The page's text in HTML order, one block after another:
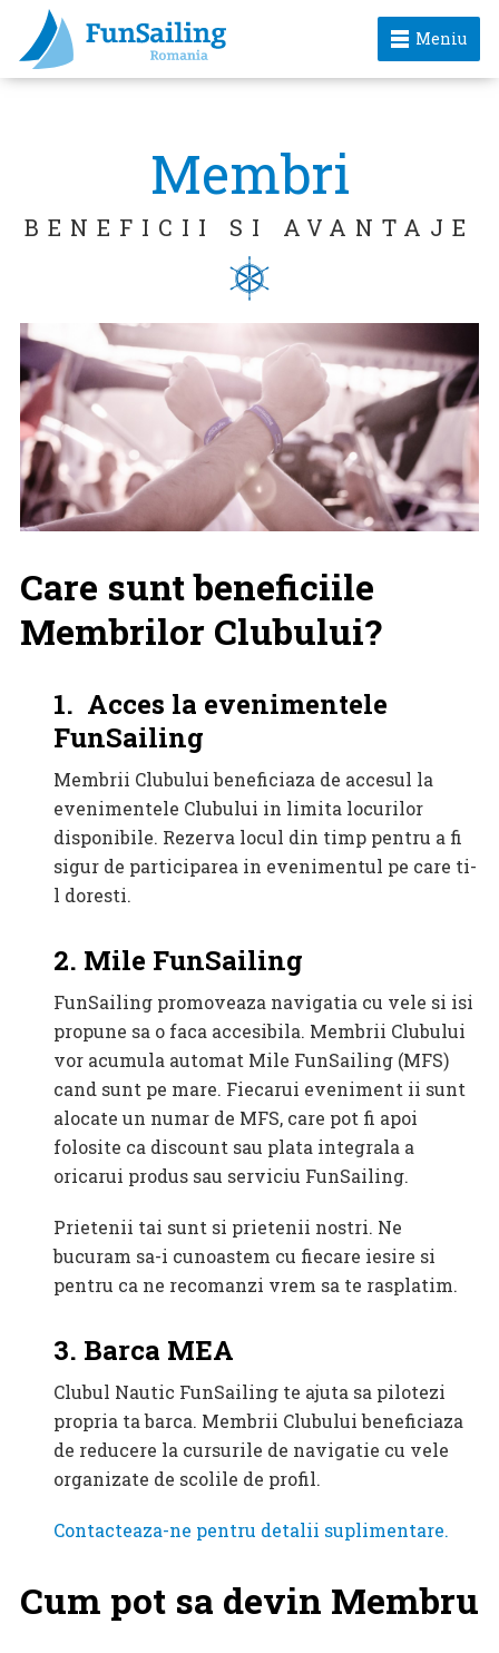
Meniu
Membri
BENEFICII SI AVANTAJE
Care sunt beneficiile
Membrilor Clubului?
1. Acces la evenimentele
FunSailing
Membrii Clubului beneficiaza de accesul la
evenimentele Clubului in limita locurilor
disponibile. Rezerva locul din timp pentru a fi
sigur de participarea in evenimentul pe care ti-
l doresti.
2. Mile FunSailing
FunSailing promoveaza navigatia cu vele si isi
propune sa o faca accesibila. Membrii Clubului
vor acumula automat Mile FunSailing (MFS)
cand sunt pe mare. Fiecarui eveniment ii sunt
alocate un numar de MFS, care pot fi apoi
folosite ca discount sau plata integrala a
oricarui produs sau serviciu FunSailing.
Prietenii tai sunt si prietenii nostri. Ne
bucuram sa-i cunoastem cu fiecare iesire si
pentru ca ne recomanzi vrem sa te rasplatim.
3. Barca MEA
Clubul Nautic FunSailing te ajuta sa pilotezi
propria ta barca. Membrii Clubului beneficiaza
de reducere la cursurile de navigatie cu vele
organizate de scolile de profil.
Contacteaza-ne pentru detalii suplimentare.
Cum pot sa devin Membru